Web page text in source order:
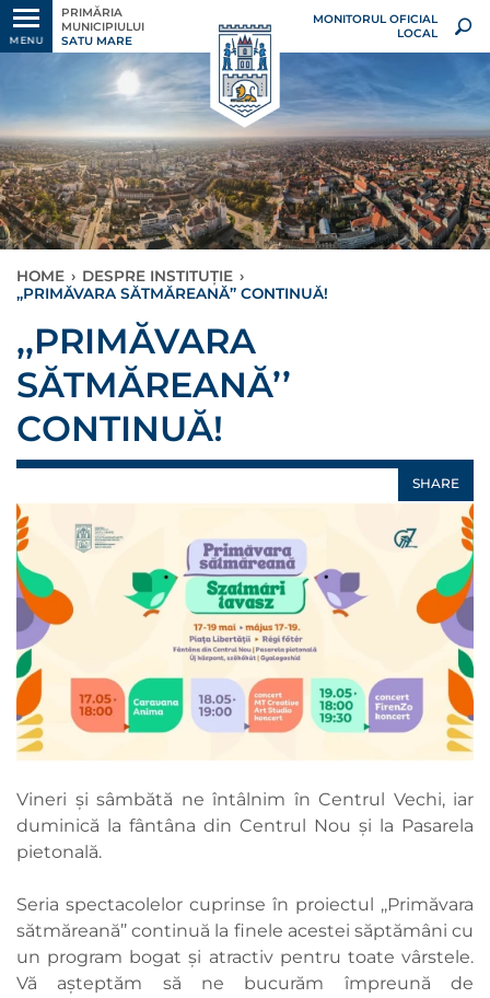
MENU
PRIMĂRIA
MUNICIPIULUI
SATU MARE
MONITORUL OFICIAL
LOCAL
HOME › DESPRE INSTITUȚIE ›
,,PRIMĂVARA SĂTMĂREANĂ’’ CONTINUĂ!
,,PRIMĂVARA
SĂTMĂREANĂ’’
CONTINUĂ!
SHARE
Vineri și sâmbătă ne întâlnim în Centrul Vechi, iar
duminică la fântâna din Centrul Nou și la Pasarela
pietonală.
Seria spectacolelor cuprinse în proiectul ,,Primăvara
sătmăreană’’ continuă la finele acestei săptămâni cu
un program bogat și atractiv pentru toate vârstele.
Vă așteptăm să ne bucurăm împreună de